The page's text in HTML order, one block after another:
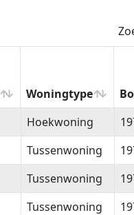
Woningtype
Woningtype
Hoekwoning
Tussenwoning
Tussenwoning
Tussenwoning